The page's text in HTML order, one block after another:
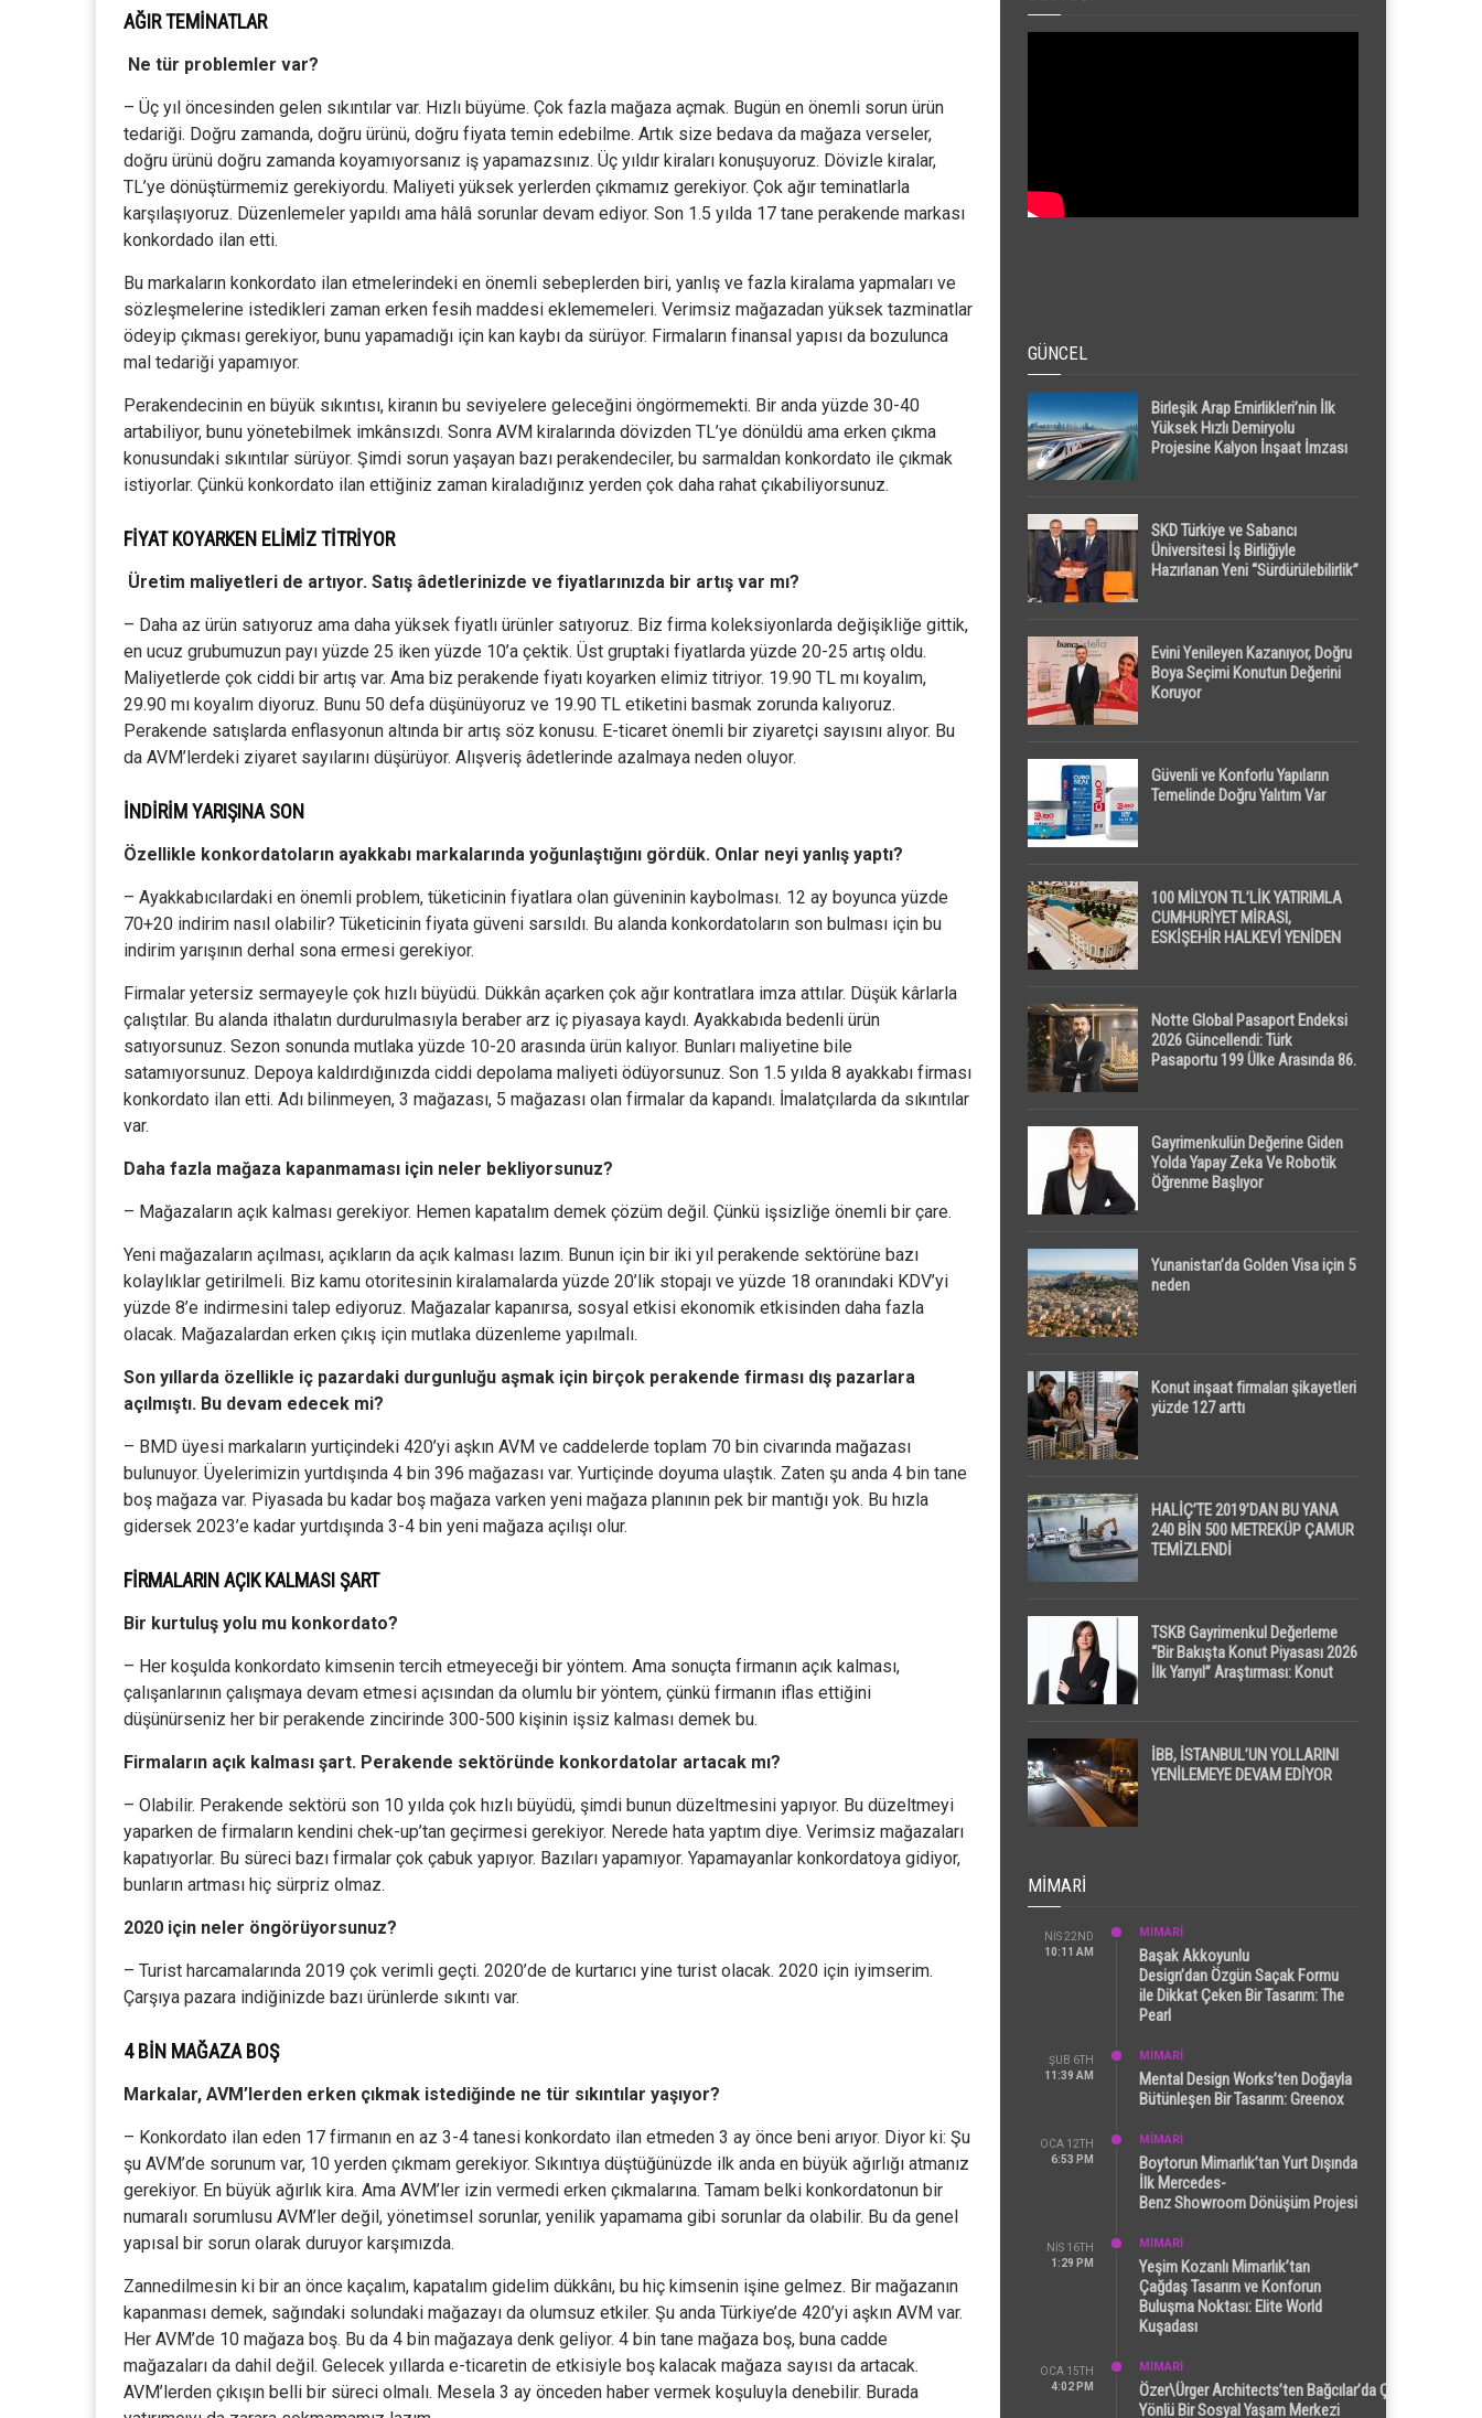
AĞIR TEMİNATLAR
Ne tür problemler var?
– Üç yıl öncesinden gelen sıkıntılar var. Hızlı büyüme. Çok fazla mağaza açmak. Bugün en önemli sorun ürün
tedariği. Doğru zamanda, doğru ürünü, doğru fiyata temin edebilme. Artık size bedava da mağaza verseler,
doğru ürünü doğru zamanda koyamıyorsanız iş yapamazsınız. Üç yıldır kiraları konuşuyoruz. Dövizle kiralar,
TL’ye dönüştürmemiz gerekiyordu. Maliyeti yüksek yerlerden çıkmamız gerekiyor. Çok ağır teminatlarla
karşılaşıyoruz. Düzenlemeler yapıldı ama hâlâ sorunlar devam ediyor. Son 1.5 yılda 17 tane perakende markası
konkordado ilan etti.
Bu markaların konkordato ilan etmelerindeki en önemli sebeplerden biri, yanlış ve fazla kiralama yapmaları ve
sözleşmelerine istedikleri zaman erken fesih maddesi eklememeleri. Verimsiz mağazadan yüksek tazminatlar
ödeyip çıkması gerekiyor, bunu yapamadığı için kan kaybı da sürüyor. Firmaların finansal yapısı da bozulunca
mal tedariği yapamıyor.
Perakendecinin en büyük sıkıntısı, kiranın bu seviyelere geleceğini öngörmemekti. Bir anda yüzde 30-40
artabiliyor, bunu yönetebilmek imkânsızdı. Sonra AVM kiralarında dövizden TL’ye dönüldü ama erken çıkma
konusundaki sıkıntılar sürüyor. Şimdi sorun yaşayan bazı perakendeciler, bu sarmaldan konkordato ile çıkmak
istiyorlar. Çünkü konkordato ilan ettiğiniz zaman kiraladığınız yerden çok daha rahat çıkabiliyorsunuz.
FİYAT KOYARKEN ELİMİZ TİTRİYOR
Üretim maliyetleri de artıyor. Satış âdetlerinizde ve fiyatlarınızda bir artış var mı?
– Daha az ürün satıyoruz ama daha yüksek fiyatlı ürünler satıyoruz. Biz firma koleksiyonlarda değişikliğe gittik,
en ucuz grubumuzun payı yüzde 25 iken yüzde 10’a çektik. Üst gruptaki fiyatlarda yüzde 20-25 artış oldu.
Maliyetlerde çok ciddi bir artış var. Ama biz perakende fiyatı koyarken elimiz titriyor. 19.90 TL mı koyalım,
29.90 mı koyalım diyoruz. Bunu 50 defa düşünüyoruz ve 19.90 TL etiketini basmak zorunda kalıyoruz.
Perakende satışlarda enflasyonun altında bir artış söz konusu. E-ticaret önemli bir ziyaretçi sayısını alıyor. Bu
da AVM’lerdeki ziyaret sayılarını düşürüyor. Alışveriş âdetlerinde azalmaya neden oluyor.
İNDİRİM YARIŞINA SON
Özellikle konkordatoların ayakkabı markalarında yoğunlaştığını gördük. Onlar neyi yanlış yaptı?
– Ayakkabıcılardaki en önemli problem, tüketicinin fiyatlara olan güveninin kaybolması. 12 ay boyunca yüzde
70+20 indirim nasıl olabilir? Tüketicinin fiyata güveni sarsıldı. Bu alanda konkordatoların son bulması için bu
indirim yarışının derhal sona ermesi gerekiyor.
Firmalar yetersiz sermayeyle çok hızlı büyüdü. Dükkân açarken çok ağır kontratlara imza attılar. Düşük kârlarla
çalıştılar. Bu alanda ithalatın durdurulmasıyla beraber arz iç piyasaya kaydı. Ayakkabıda bedenli ürün
satıyorsunuz. Sezon sonunda mutlaka yüzde 10-20 arasında ürün kalıyor. Bunları maliyetine bile
satamıyorsunuz. Depoya kaldırdığınızda ciddi depolama maliyeti ödüyorsunuz. Son 1.5 yılda 8 ayakkabı firması
konkordato ilan etti. Adı bilinmeyen, 3 mağazası, 5 mağazası olan firmalar da kapandı. İmalatçılarda da sıkıntılar
var.
Daha fazla mağaza kapanmaması için neler bekliyorsunuz?
– Mağazaların açık kalması gerekiyor. Hemen kapatalım demek çözüm değil. Çünkü işsizliğe önemli bir çare.
Yeni mağazaların açılması, açıkların da açık kalması lazım. Bunun için bir iki yıl perakende sektörüne bazı
kolaylıklar getirilmeli. Biz kamu otoritesinin kiralamalarda yüzde 20’lik stopajı ve yüzde 18 oranındaki KDV’yi
yüzde 8’e indirmesini talep ediyoruz. Mağazalar kapanırsa, sosyal etkisi ekonomik etkisinden daha fazla
olacak. Mağazalardan erken çıkış için mutlaka düzenleme yapılmalı.
Son yıllarda özellikle iç pazardaki durgunluğu aşmak için birçok perakende firması dış pazarlara
açılmıştı. Bu devam edecek mi?
– BMD üyesi markaların yurtiçindeki 420’yi aşkın AVM ve caddelerde toplam 70 bin civarında mağazası
bulunuyor. Üyelerimizin yurtdışında 4 bin 396 mağazası var. Yurtiçinde doyuma ulaştık. Zaten şu anda 4 bin tane
boş mağaza var. Piyasada bu kadar boş mağaza varken yeni mağaza planının pek bir mantığı yok. Bu hızla
gidersek 2023’e kadar yurtdışında 3-4 bin yeni mağaza açılışı olur.
FİRMALARIN AÇIK KALMASI ŞART
Bir kurtuluş yolu mu konkordato?
– Her koşulda konkordato kimsenin tercih etmeyeceği bir yöntem. Ama sonuçta firmanın açık kalması,
çalışanlarının çalışmaya devam etmesi açısından da olumlu bir yöntem, çünkü firmanın iflas ettiğini
düşünürseniz her bir perakende zincirinde 300-500 kişinin işsiz kalması demek bu.
Firmaların açık kalması şart. Perakende sektöründe konkordatolar artacak mı?
– Olabilir. Perakende sektörü son 10 yılda çok hızlı büyüdü, şimdi bunun düzeltmesini yapıyor. Bu düzeltmeyi
yaparken de firmaların kendini chek-up’tan geçirmesi gerekiyor. Nerede hata yaptım diye. Verimsiz mağazaları
kapatıyorlar. Bu süreci bazı firmalar çok çabuk yapıyor. Bazıları yapamıyor. Yapamayanlar konkordatoya gidiyor,
bunların artması hiç sürpriz olmaz.
2020 için neler öngörüyorsunuz?
– Turist harcamalarında 2019 çok verimli geçti. 2020’de de kurtarıcı yine turist olacak. 2020 için iyimserim.
Çarşıya pazara indiğinizde bazı ürünlerde sıkıntı var.
4 BİN MAĞAZA BOŞ
Markalar, AVM’lerden erken çıkmak istediğinde ne tür sıkıntılar yaşıyor?
– Konkordato ilan eden 17 firmanın en az 3-4 tanesi konkordato ilan etmeden 3 ay önce beni arıyor. Diyor ki: Şu
şu AVM’de sorunum var, 10 yerden çıkmam gerekiyor. Sıkıntıya düştüğünüzde ilk anda en büyük ağırlığı atmanız
gerekiyor. En büyük ağırlık kira. Ama AVM’ler izin vermedi erken çıkmalarına. Tamam belki konkordatonun bir
numaralı sorumlusu AVM’ler değil, yönetimsel sorunlar, yenilik yapamama gibi sorunlar da olabilir. Bu da genel
yapısal bir sorun olarak duruyor karşımızda.
Zannedilmesin ki bir an önce kaçalım, kapatalım gidelim dükkânı, bu hiç kimsenin işine gelmez. Bir mağazanın
kapanması demek, sağındaki solundaki mağazayı da olumsuz etkiler. Şu anda Türkiye’de 420’yi aşkın AVM var.
Her AVM’de 10 mağaza boş. Bu da 4 bin mağazaya denk geliyor. 4 bin tane mağaza boş, buna cadde
mağazaları da dahil değil. Gelecek yıllarda e-ticaretin de etkisiyle boş kalacak mağaza sayısı da artacak.
AVM’lerden çıkışın belli bir süreci olmalı. Mesela 3 ay önceden haber vermek koşuluyla denebilir. Burada
GÜNCEL
Birleşik Arap Emirlikleri’nin İlk
Yüksek Hızlı Demiryolu
Projesine Kalyon İnşaat İmzası
SKD Türkiye ve Sabancı
Üniversitesi İş Birliğiyle
Hazırlanan Yeni “Sürdürülebilirlik”
Evini Yenileyen Kazanıyor, Doğru
Boya Seçimi Konutun Değerini
Koruyor
Güvenli ve Konforlu Yapıların
Temelinde Doğru Yalıtım Var
100 MİLYON TL’LİK YATIRIMLA
CUMHURİYET MİRASI,
ESKİŞEHİR HALKEVİ YENİDEN
Notte Global Pasaport Endeksi
2026 Güncellendi: Türk
Pasaportu 199 Ülke Arasında 86.
Gayrimenkulün Değerine Giden
Yolda Yapay Zeka Ve Robotik
Öğrenme Başlıyor
Yunanistan’da Golden Visa için 5
neden
Konut inşaat firmaları şikayetleri
yüzde 127 arttı
HALİÇ’TE 2019’DAN BU YANA
240 BİN 500 METREKÜP ÇAMUR
TEMİZLENDİ
TSKB Gayrimenkul Değerleme
“Bir Bakışta Konut Piyasası 2026
İlk Yarıyıl” Araştırması: Konut
Dikkat Çekti
İBB, İSTANBUL’UN YOLLARINI
YENİLEMEYE DEVAM EDİYOR
MIMARI
NIS 22ND
10:11 AM
MİMARİ
Başak Akkoyunlu
Design’dan Özgün Saçak Formu
ile Dikkat Çeken Bir Tasarım: The
Pearl
ŞUB 6TH
11:39 AM
MİMARİ
Mental Design Works’ten Doğayla
Bütünleşen Bir Tasarım: Greenox
OCA 12TH
6:53 PM
MİMARİ
Boytorun Mimarlık’tan Yurt Dışında
İlk Mercedes-
Benz Showroom Dönüşüm Projesi
NIS 16TH
1:29 PM
MİMARİ
Yeşim Kozanlı Mimarlık’tan
Çağdaş Tasarım ve Konforun
Buluşma Noktası: Elite World
Kuşadası
OCA 15TH
4:02 PM
MİMARİ
Özer\Ürger Architects’ten Bağcılar’da Çok
Yönlü Bir Sosyal Yaşam Merkezi